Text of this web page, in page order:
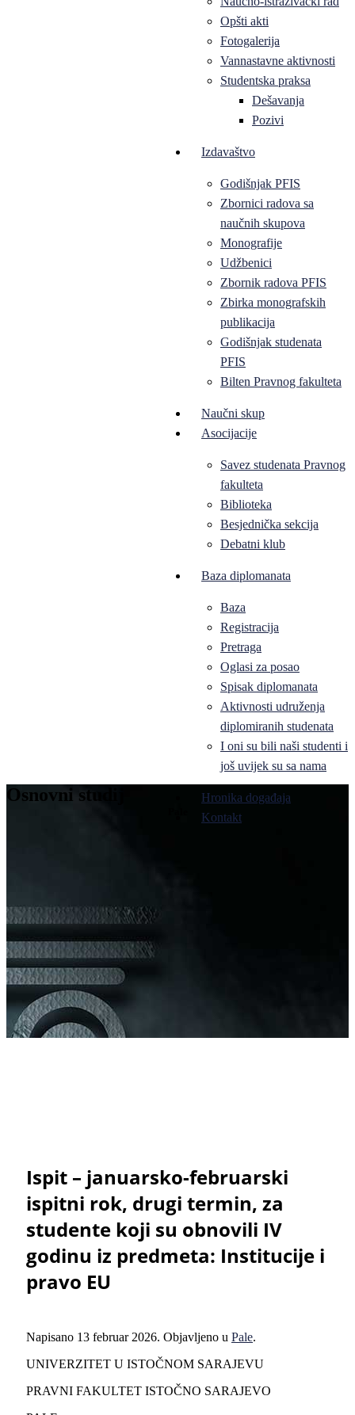
Opšti akti
Fotogalerija
Vannastavne aktivnosti
Studentska praksa
Dešavanja
Pozivi
Izdavaštvo
Godišnjak PFIS
Zbornici radova sa
naučnih skupova
Monografije
Udžbenici
Zbornik radova PFIS
Zbirka monografskih
publikacija
Godišnjak studenata
PFIS
Bilten Pravnog fakulteta
Naučni skup
Asocijacije
Savez studenata Pravnog
fakulteta
Biblioteka
Besjednička sekcija
Debatni klub
Baza diplomanata
Baza
Registracija
Pretraga
Oglasi za posao
Spisak diplomanata
Aktivnosti udruženja
diplomiranih studenata
I oni su bili naši studenti i
još uvijek su sa nama
Hronika događaja
Kontakt
Osnovni studij
Ispit – januarsko-februarski
ispitni rok, drugi termin, za
studente koji su obnovili IV
godinu iz predmeta: Institucije i
pravo EU
Napisano 13 februar 2026. Objavljeno u Pale.
UNIVERZITET U ISTOČNOM SARAJEVU
PRAVNI FAKULTET ISTOČNO SARAJEVO